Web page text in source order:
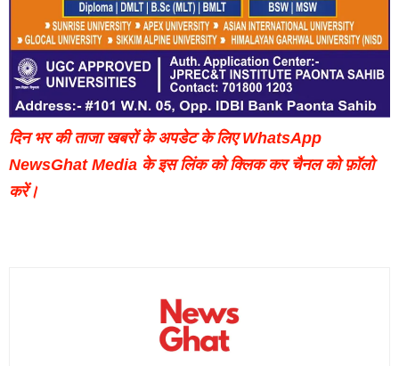
दिन भर की ताजा खबरों के अपडेट के लिए WhatsApp
NewsGhat Media के इस लिंक को क्लिक कर चैनल को फ़ॉलो
करें।